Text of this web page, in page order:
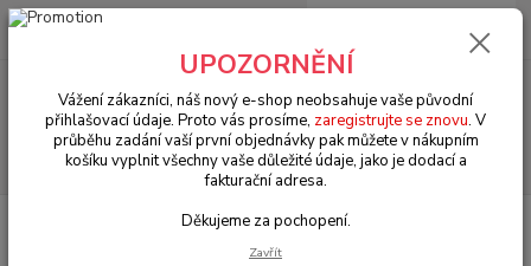
Menu
Hledat
+420 602 330 329
0 Kč
VW Karmann Ghia Typ 14/34
Interiér (Interior)
UPOZORNĚNÍ
Vážení zákazníci, náš nový e-shop neobsahuje vaše původní
přihlašovací údaje. Proto vás prosíme, zaregistrujte se znovu. V
průběhu zadání vaší první objednávky pak můžete v nákupním
košíku vyplnit všechny vaše důležité údaje, jako je dodací a
fakturační adresa.
Děkujeme za pochopení.
Zavřít